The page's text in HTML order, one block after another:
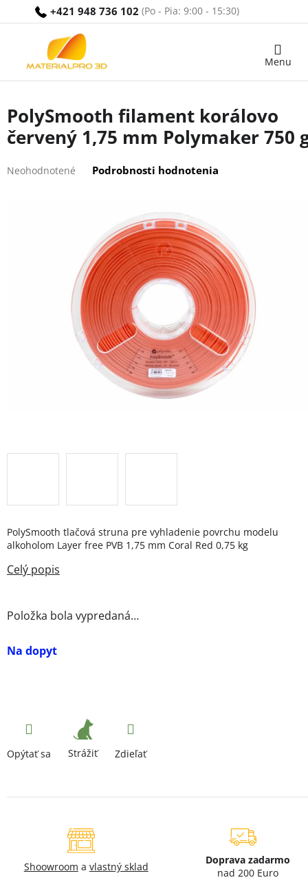
+421 948 736 102
Nákupný
PolySmooth filament korálovo
červený 1,75 mm Polymaker 750
hodnotenie
Neohodnotené Podrobnosti hodnotenia
Na dopyt
Položka bola vypredaná…
PolySmooth tlačová struna pre vyhladenie povrchu modelu
alkoholom Layer free PVB 1,75 mm Coral Red 0,75 kg
Opýtať sa Strážiť Zdieľať
Shoowroom a vlastný sklad
Doprava zadarmo
nad 200 Euro